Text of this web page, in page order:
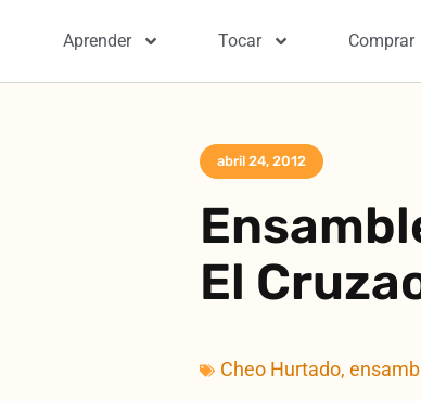
Aprender Tocar Comprar
abril 24, 2012
El
Cheo Hurtado,